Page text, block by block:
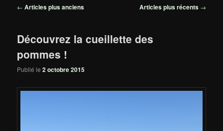
Navigation
← Articles plus anciens Articles plus récents →
Découvrez la cueillette des
pommes !
Publié le2 octobre 2015